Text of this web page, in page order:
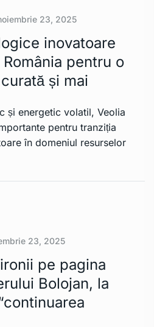
23, 2025
inovatoare
pentru o
și mai
și energetic volatil, Veolia
pentru tranziția
în domeniul resurselor
23, 2025
pe pagina
Bolojan, la